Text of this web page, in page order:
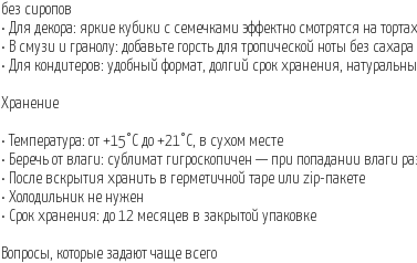
без сиропов
• Для декора: яркие кубики с семечками эффектно смотрятся на
• В смузи и гранолу: добавьте горсть для тропической ноты без сахара
• Для кондитеров: удобный формат, долгий срок хранения,
Хранение
• Температура: от +15°C до +21°C, в сухом месте
• Беречь от влаги: сублимат гигроскопичен — при попадании влаги
• После вскрытия хранить в герметичной таре или zip-пакете
• Холодильник не нужен
• Срок хранения: до 12 месяцев в закрытой упаковке
Вопросы, которые задают чаще всего